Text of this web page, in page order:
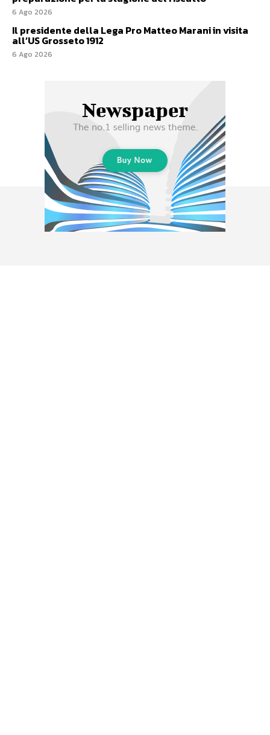
6 Ago 2026
Il presidente della Lega Pro Matteo Marani in visita
all’US Grosseto 1912
6 Ago 2026